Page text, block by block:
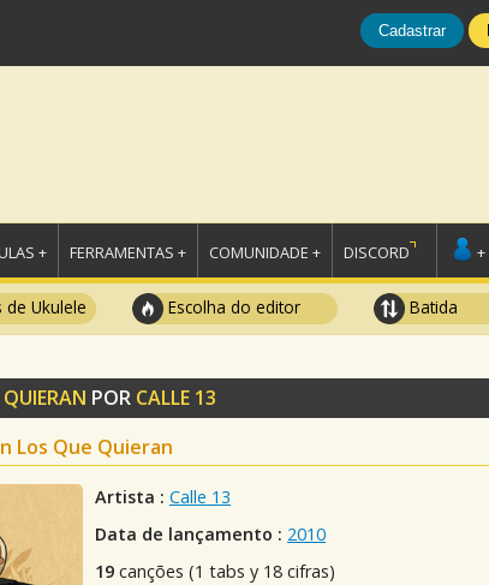
Cadastrar
+ FERRAMENTAS + COMUNIDADE + DISCORD +
Ukulele Escolha do editor Batida
POR CALLE 13
Los Que Quieran
Artista : Calle 13
Data de lançamento : 2010
19 canções (1 tabs y 18 cifras)